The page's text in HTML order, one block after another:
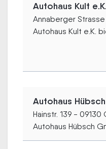
Autohaus Kult
Annaberger
Autohaus Kult e.K.
Autohaus
Hainstr. 139 - 09130
Autohaus Hübsch